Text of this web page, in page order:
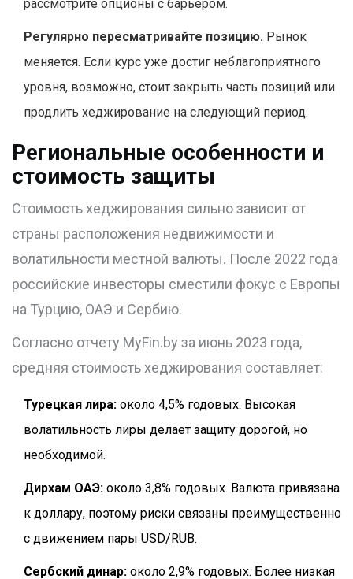
рассмотрите опционы с барьером.
Регулярно пересматривайте позицию. Рынок
меняется. Если курс уже достиг неблагоприятного
уровня, возможно, стоит закрыть часть позиций или
продлить хеджирование на следующий период.
Региональные особенности и
стоимость защиты
Стоимость хеджирования сильно зависит от
страны расположения недвижимости и
волатильности местной валюты. После 2022 года
российские инвесторы сместили фокус с Европы
на Турцию, ОАЭ и Сербию.
Согласно отчету MyFin.by за июнь 2023 года,
средняя стоимость хеджирования составляет:
Турецкая лира: около 4,5% годовых. Высокая
волатильность лиры делает защиту дорогой, но
необходимой.
Дирхам ОАЭ: около 3,8% годовых. Валюта привязана
к доллару, поэтому риски связаны преимущественно
с движением пары USD/RUB.
Сербский динар: около 2,9% годовых. Более низкая